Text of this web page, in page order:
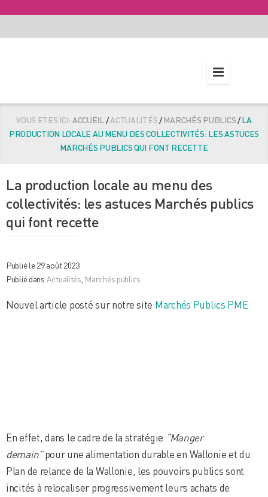
VOUS ETES ICI: ACCUEIL/ACTUALITÉS/MARCHÉS PUBLICS/LA
PRODUCTION LOCALE AU MENU DES COLLECTIVITÉS: LES ASTUCES
MARCHÉS PUBLICS QUI FONT RECETTE
La production locale au menu des
collectivités: les astuces Marchés publics
qui font recette
Publié le 29 août 2023
Publié dans Actualités Marchés publics
Nouvel article posté sur notre site Marchés Publics PME
En effet, dans le cadre de la stratégie “Manger
demain”pour une alimentation durable en Wallonie et du
Plan de relance de la Wallonie, les pouvoirs publics sont
incités à relocaliser progressivement leurs achats de